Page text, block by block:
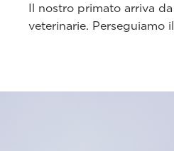
Il nostro primato arriva da
veterinarie. Perseguiamo il